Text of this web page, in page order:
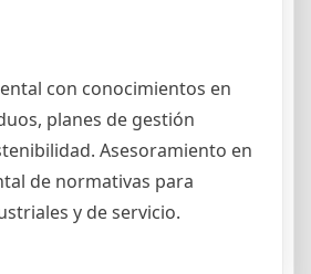
con conocimientos en
planes de gestión
Asesoramiento en
de normativas para
y de servicio.